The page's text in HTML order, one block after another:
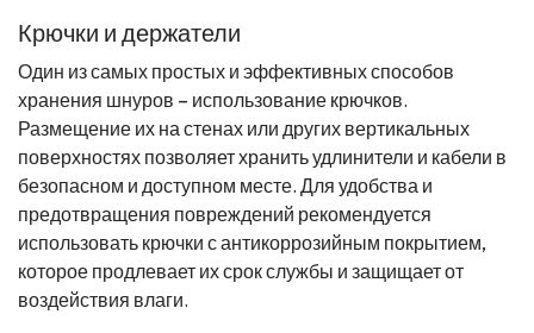
Крючки и держатели
Один из самых простых и эффективных способов
хранения шнуров – использование крючков.
Размещение их на стенах или других вертикальных
поверхностях позволяет хранить удлинители и кабели в
безопасном и доступном месте. Для удобства и
предотвращения повреждений рекомендуется
использовать крючки с антикоррозийным покрытием,
которое продлевает их срок службы и защищает от
воздействия влаги.